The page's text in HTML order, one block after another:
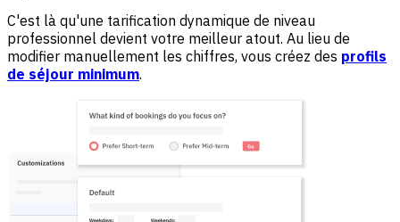
C'est là qu'une tarification dynamique de niveau
professionnel devient votre meilleur atout. Au lieu de
modifier manuellement les chiffres, vous créez des profils
de séjour minimum.